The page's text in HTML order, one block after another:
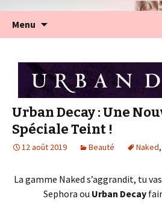
Menu
Urban Decay : Une
Spéciale Teint !
12 août 2019 Beauté Naked,
La gamme Naked s’aggrandit, tu
Sephora ou Urban Decay